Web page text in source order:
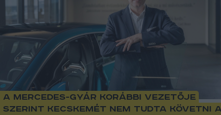
A Mercedes-gyár korábbi vezetője
szerint Kecskemét nem tudta követni